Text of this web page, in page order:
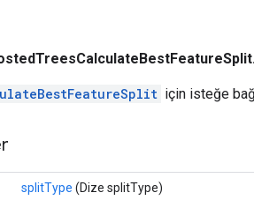
için isteğe
splitType (Dize splitType)